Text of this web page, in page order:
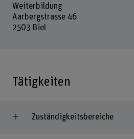
Weiterbildung
Aarbergstrasse 46
2503 Biel
Tätigkeiten
Zuständigkeitsbereiche